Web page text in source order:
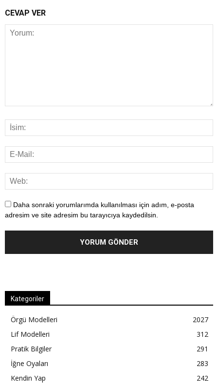
CEVAP VER
Daha sonraki yorumlarımda kullanılması için adım, e-posta
adresim ve site adresim bu tarayıcıya kaydedilsin.
Kategoriler
Örgü Modelleri
2027
Lif Modelleri
312
Pratik Bilgiler
291
İğne Oyaları
283
Kendin Yap
242